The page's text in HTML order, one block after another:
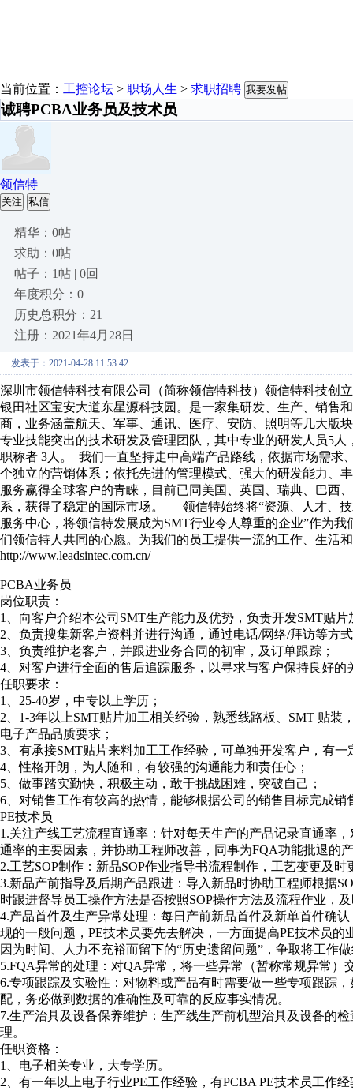
当前位置： 工控论坛 > 职场人生 > 求职招聘 我要发帖
诚聘PCBA业务员及技术员
领信特
关注 私信
精华：0帖
求助：0帖
帖子：1帖 | 0回
年度积分：0
历史总积分：21
注册：2021年4月28日
发表于：2021-04-28 11:53:42
深圳市领信特科技有限公司（简称领信特科技）领信特科技
银田社区宝安大道东星源科技园。是一家集研发、生产、销售
商，业务涵盖航天、军事、通讯、医疗、安防、照明等几大版
专业技能突出的技术研发及管理团队，其中专业的研发人员5
职称者 3人。 我们一直坚持走中高端产品路线，依据市场需
个独立的营销体系；依托先进的管理模式、强大的研发能力、
服务赢得全球客户的青睐，目前已同美国、英国、瑞典、巴西
系，获得了稳定的国际市场。 领信特始终将“资源、人才、
服务中心，将领信特发展成为SMT行业令人尊重的企业”作为
们领信特人共同的心愿。为我们的员工提供一流的工作、生
http://www.leadsintec.com.cn/
PCBA业务员
岗位职责：
1、向客户介绍本公司SMT生产能力及优势，负责开发SMT贴片
2、负责搜集新客户资料并进行沟通，通过电话/网络/拜访等方
3、负责维护老客户，并跟进业务合同的初审，及订单跟踪；
4、对客户进行全面的售后追踪服务，以寻求与客户保持良好
任职要求：
1、25-40岁，中专以上学历；
2、1-3年以上SMT贴片加工相关经验，熟悉线路板、SMT 贴
电子产品品质要求；
3、有承接SMT贴片来料加工工作经验，可单独开发客户，有一
4、性格开朗，为人随和，有较强的沟通能力和责任心；
5、做事踏实勤快，积极主动，敢于挑战困难，突破自己；
6、对销售工作有较高的热情，能够根据公司的销售目标完成销
PE技术员
1.关注产线工艺流程直通率：针对每天生产的产品记录直通率
通率的主要因素，并协助工程师改善，同事为FQA功能批退的
2.工艺SOP制作：新品SOP作业指导书流程制作，工艺变更及时
3.新品产前指导及后期产品跟进：导入新品时协助工程师根据
时跟进督导员工操作方法是否按照SOP操作方法及流程作业，
4.产品首件及生产异常处理：每日产前新品首件及新单首件确
现的一般问题，PE技术员要先去解决，一方面提高PE技术员
因为时间、人力不充裕而留下的“历史遗留问题”，争取将工作
5.FQA异常的处理：对QA异常，将一些异常（暂称常规异常
6.专项跟踪及实验性：对物料或产品有时需要做一些专项跟踪
配，务必做到数据的准确性及可靠的反应事实情况。
7.生产治具及设备保养维护：生产线生产前机型治具及设备的
理。
任职资格：
1、电子相关专业，大专学历。
2、有一年以上电子行业PE工作经验，有PCBA PE技术员工作